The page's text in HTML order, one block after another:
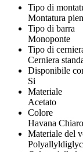
Tipo di
Montatura
Tipo di barra
Monoponte
Tipo di
Cerniera
Disponibile
Si
Materiale
Acetato
Colore
Havana Chiaro
Materiale del